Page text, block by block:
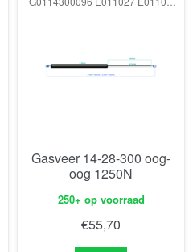
Gasveer 14-28-300 oog-
oog 1250N
250+ op voorraad
€55,70